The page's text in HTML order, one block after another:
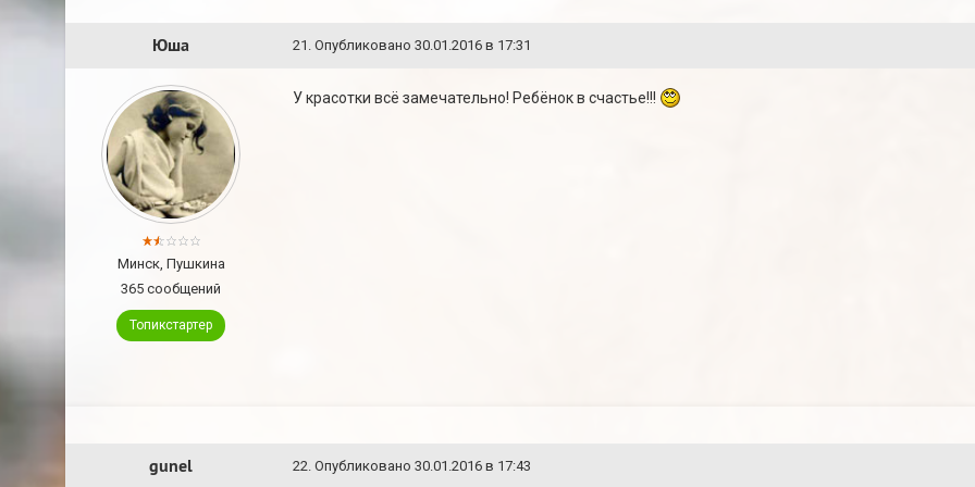
Юша 21 . Опубликовано 30.01.2016 в 17:31
Минск, Пушкина
365 сообщений
Топикстартер
У красотки всё замечательно! Ребёнок в счастье!!!
gunel 22. Опубликовано 30.01.2016 в 17:43